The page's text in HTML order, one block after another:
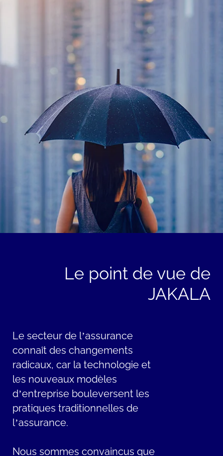
Le point de vue de
JAKALA
Le secteur de l’assurance
connaît des changements
radicaux, car la technologie et
les nouveaux modèles
d’entreprise bouleversent les
pratiques traditionnelles de
l’assurance.
Nous sommes convaincus que